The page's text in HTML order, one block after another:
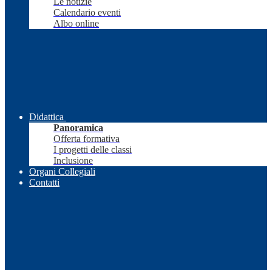
Calendario eventi
Albo online
Didattica
Panoramica
Offerta formativa
I progetti delle classi
Inclusione
Organi Collegiali
Contatti